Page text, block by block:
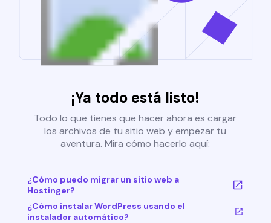
¡Ya todo está listo!
Todo lo que tienes que hacer ahora es cargar
los archivos de tu sitio web y empezar tu
aventura. Mira cómo hacerlo aquí:
¿Cómo puedo migrar un sitio web a
Hostinger?
¿Cómo instalar WordPress usando el
instalador automático?